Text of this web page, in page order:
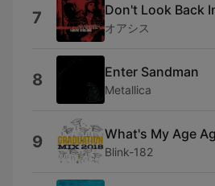
7 Don't Look Back
オアシス
8 Enter Sandman
Metallica
9 What's My Age
Blink-182